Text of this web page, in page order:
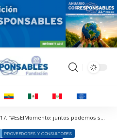
Corresponsables > Opinión > ODS17. “#EsElMomento: juntos podemos salir de esta crisis creando un sistema económico equitativo, inclusivo y regenerativo”
PROVEEDORES Y CONSULTORES